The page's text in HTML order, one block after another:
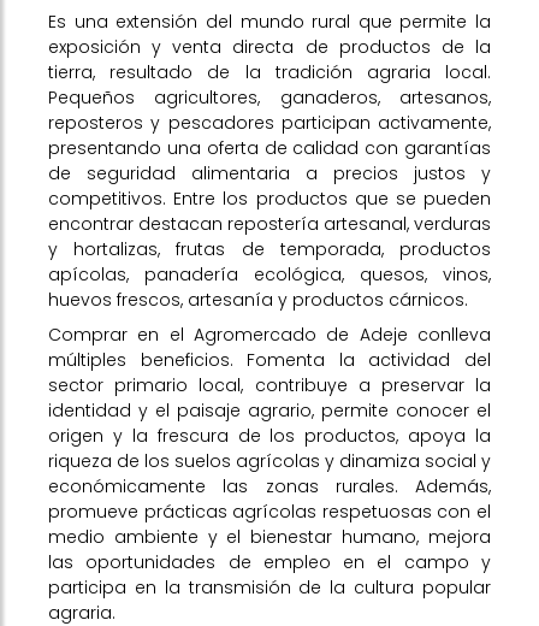
Es una extensión del mundo rural que permite la
exposición y venta directa de productos de la
tierra, resultado de la tradición agraria local.
Pequeños agricultores, ganaderos, artesanos,
reposteros y pescadores participan activamente,
presentando una oferta de calidad con garantías
de seguridad alimentaria a precios justos y
competitivos. Entre los productos que se pueden
encontrar destacan repostería artesanal, verduras
y hortalizas, frutas de temporada, productos
apícolas, panadería ecológica, quesos, vinos,
huevos frescos, artesanía y productos cárnicos.
Comprar en el Agromercado de Adeje conlleva
múltiples beneficios. Fomenta la actividad del
sector primario local, contribuye a preservar la
identidad y el paisaje agrario, permite conocer el
origen y la frescura de los productos, apoya la
riqueza de los suelos agrícolas y dinamiza social y
económicamente las zonas rurales. Además,
promueve prácticas agrícolas respetuosas con el
medio ambiente y el bienestar humano, mejora
las oportunidades de empleo en el campo y
participa en la transmisión de la cultura popular
agraria.